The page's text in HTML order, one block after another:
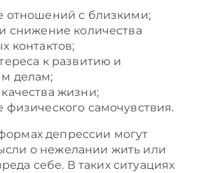
отношений с близкими;
снижение количества
контактов;
к развитию и
делам;
жизни;
физического самочувствия.
депрессии могут
о нежелании жить или
себе. В таких ситуациях